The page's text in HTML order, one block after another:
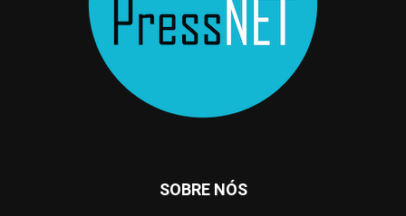
SOBRE NÓS